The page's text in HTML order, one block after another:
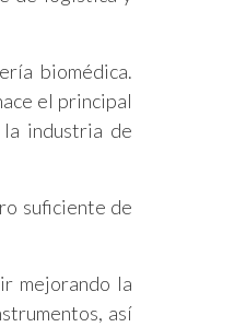
biomédica.
el principal
industria de
suficiente de
mejorando la
así